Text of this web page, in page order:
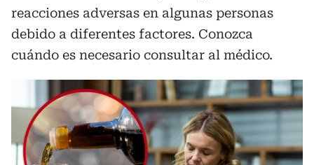
reacciones adversas en algunas personas
debido a diferentes factores. Conozca
cuándo es necesario consultar al médico.